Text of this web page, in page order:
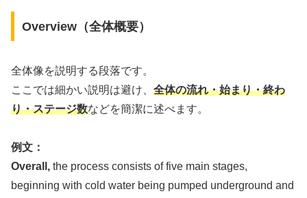
Overview（全体概要）
全体像を説明する段落です。
ここでは細かい説明は避け、 全体の流れ・始まり・終わ
り・ステージ数などを簡潔に述べます。
例文：
Overall, the process consists of five main stages,
beginning with cold water being pumped underground and